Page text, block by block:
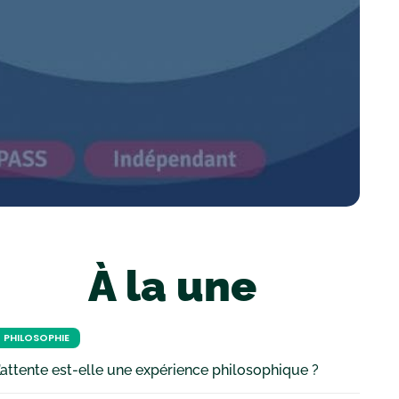
À la une
PHILOSOPHIE
est-elle une expérience philosophique ?